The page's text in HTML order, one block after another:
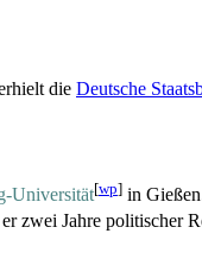
die Deutsche
Universität[wp] in
zwei Jahre politischer